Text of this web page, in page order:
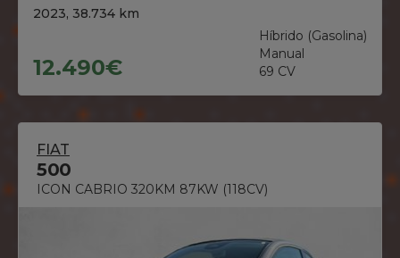
2023, 38.734 km
12.490€
Híbrido (Gasolina)
Manual
69 CV
FIAT
500
ICON CABRIO 320KM 87KW (118CV)